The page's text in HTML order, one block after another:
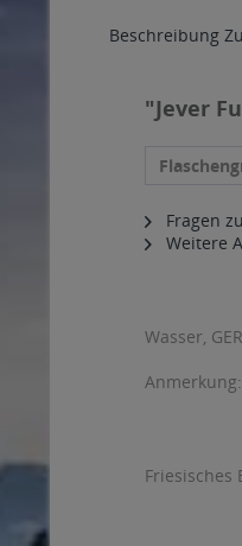
Beschreibung
"Jever
Fragen
Weitere
Wasser,
Friesisches